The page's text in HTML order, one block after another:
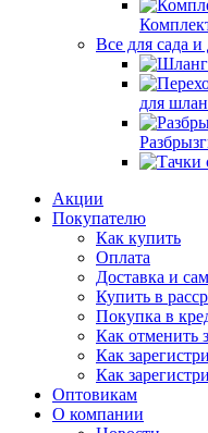
Все для сада и
для
Акции
Покупателю
Как купить
Оплата
Доставка и
Купить в
Покупка в
Как отменить
Как
Как
Оптовикам
О компании